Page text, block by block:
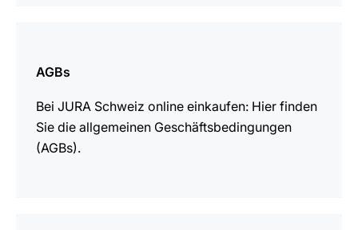
AGBs
Bei JURA Schweiz online einkaufen: Hier finden
Sie die allgemeinen Geschäftsbedingungen
(AGBs).